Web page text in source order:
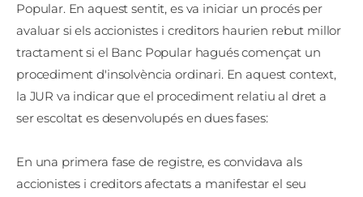
Popular. En aquest sentit, es va iniciar un procés per
avaluar si els accionistes i creditors haurien rebut millor
tractament si el Banc Popular hagués començat un
procediment d'insolvència ordinari. En aquest context,
la JUR va indicar que el procediment relatiu al dret a
ser escoltat es desenvolupés en dues fases:
En una primera fase de registre, es convidava als
accionistes i creditors afectats a manifestar el seu